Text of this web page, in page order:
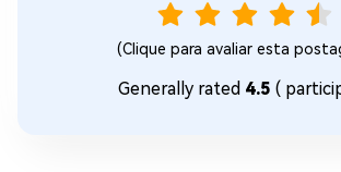
(Clique para avaliar esta
Generally rated 4.5 (